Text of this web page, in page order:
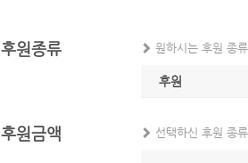
후원종류 원하시는 후원 종
후원
후원금액 선택하신 후원 종